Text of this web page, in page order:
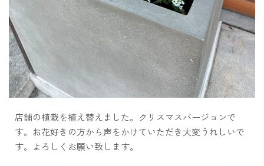
店舗の植栽を植え替えました。クリスマスバージョンで
す。お花好きの方から声をかけていただき大変うれしいで
す。よろしくお願い致します。